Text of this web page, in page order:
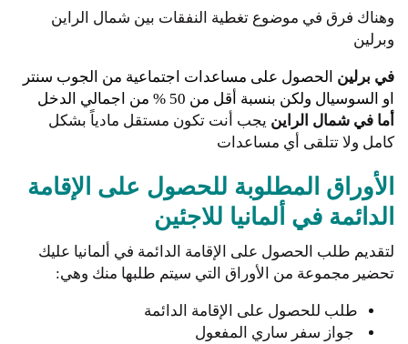
وهناك فرق في موضوع تغطية النفقات بين شمال الراين
وبرلين
في برلين الحصول على مساعدات اجتماعية من الجوب سنتر
او السوسيال ولكن بنسبة أقل من 50 % من اجمالي الدخل
أما في شمال الراين يجب أنت تكون مستقل مادياً بشكل
كامل ولا تتلقى أي مساعدات
الأوراق المطلوبة للحصول على الإقامة
الدائمة في ألمانيا للاجئين
لتقديم طلب الحصول على الإقامة الدائمة في ألمانيا عليك
تحضير مجموعة من الأوراق التي سيتم طلبها منك وهي:
طلب للحصول على الإقامة الدائمة
جواز سفر ساري المفعول